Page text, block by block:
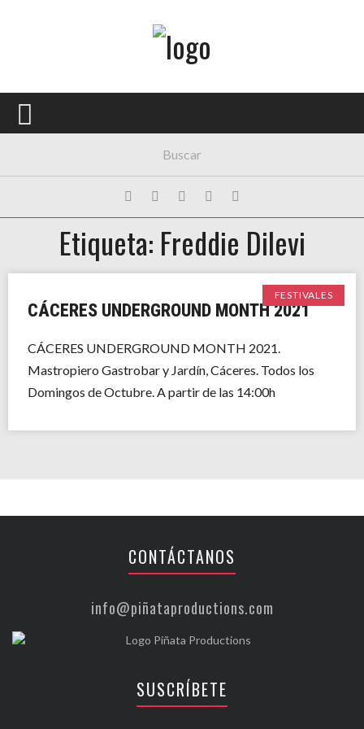
PORTADA
FESTIVALES
EXPOSICIONES
HISTORIAS
Etiqueta: Freddie Dilevi
FESTIVALES
CÁCERES UNDERGROUND MONTH 2021
CÁCERES UNDERGROUND MONTH 2021.
Mastropiero Gastrobar y Jardín, Cáceres. Todos los
Domingos de Octubre. A partir de las 14:00h
CONTÁCTANOS
info@piñataproductions.com
SUSCRÍBETE